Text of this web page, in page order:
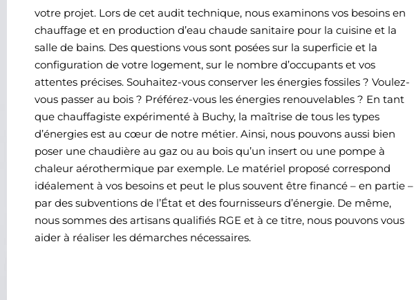
votre projet. Lors de cet audit technique, nous examinons vos besoins en
chauffage et en production d’eau chaude sanitaire pour la cuisine et la
salle de bains. Des questions vous sont posées sur la superficie et la
configuration de votre logement, sur le nombre d’occupants et vos
attentes précises. Souhaitez-vous conserver les énergies fossiles ? Voulez-
vous passer au bois ? Préférez-vous les énergies renouvelables ? En tant
que chauffagiste expérimenté à Buchy, la maîtrise de tous les types
d’énergies est au cœur de notre métier. Ainsi, nous pouvons aussi bien
poser une chaudière au gaz ou au bois qu’un insert ou une pompe à
chaleur aérothermique par exemple. Le matériel proposé correspond
idéalement à vos besoins et peut le plus souvent être financé – en partie –
par des subventions de l’État et des fournisseurs d’énergie. De même,
nous sommes des artisans qualifiés RGE et à ce titre, nous pouvons vous
aider à réaliser les démarches nécessaires.